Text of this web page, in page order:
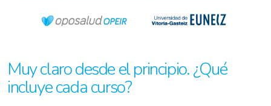
Muy claro desde el principio. ¿Qué
incluye cada curso?